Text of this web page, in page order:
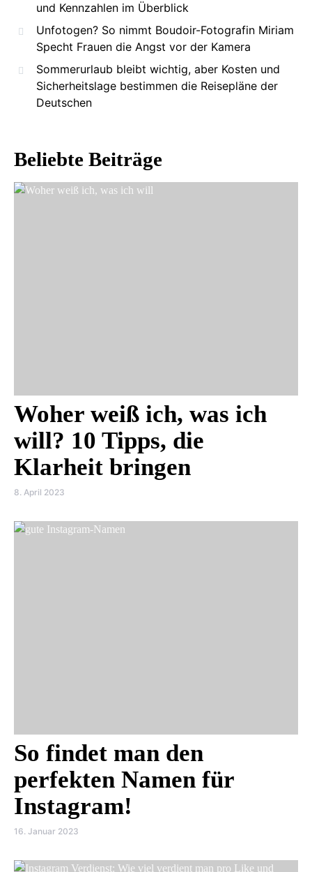
und Kennzahlen im Überblick
Unfotogen? So nimmt Boudoir-Fotografin Miriam
Specht Frauen die Angst vor der Kamera
Sommerurlaub bleibt wichtig, aber Kosten und
Sicherheitslage bestimmen die Reisepläne der
Deutschen
Beliebte Beiträge
Woher weiß ich, was ich
will? 10 Tipps, die
Klarheit bringen
8. April 2023
So findet man den
perfekten Namen für
Instagram!
16. Januar 2023